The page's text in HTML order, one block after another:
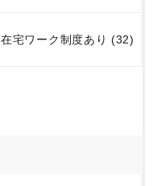
在宅ワーク制度あり (32)